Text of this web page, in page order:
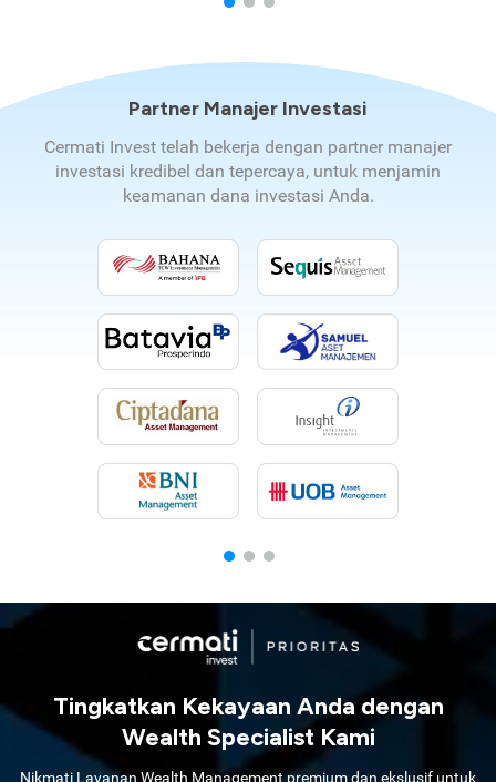
Partner Manajer Investasi
Cermati Invest telah bekerja dengan partner manajer
investasi kredibel dan tepercaya, untuk menjamin
keamanan dana investasi Anda.
Tingkatkan Kekayaan Anda dengan
Wealth Specialist Kami
Nikmati Layanan Wealth Management premium dan ekslusif untuk